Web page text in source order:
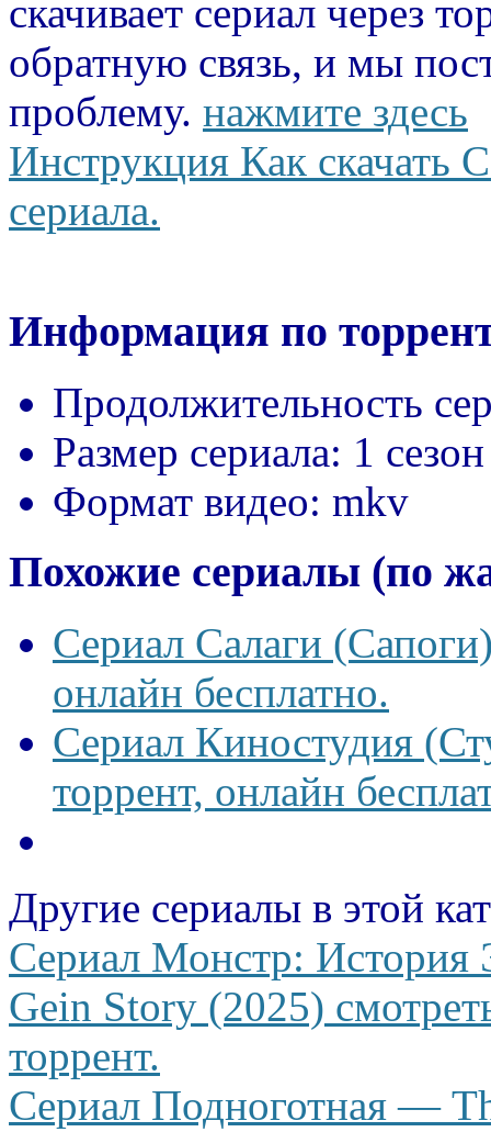
скачивает сериал через
обратную связь, и мы
проблему. нажмите здесь
Инструкция Как скачать
сериала.
Информация по
Продолжительность
Размер сериала: 1
Формат видео: mkv
Похожие сериалы (по
Сериал Салаги
онлайн бесплатно.
Сериал Киностудия
торрент, онлайн
Другие сериалы в этой
Сериал Монстр:
Gein Story (2025)
торрент.
Сериал Подноготная —